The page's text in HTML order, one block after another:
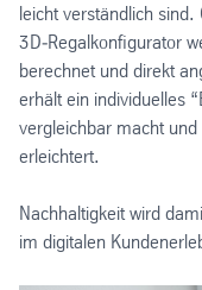
leicht verständlich sind.
3D‑Regalkonfigurator
berechnet und direkt
erhält ein individuelles
vergleichbar macht
erleichtert.
Nachhaltigkeit wird
im digitalen